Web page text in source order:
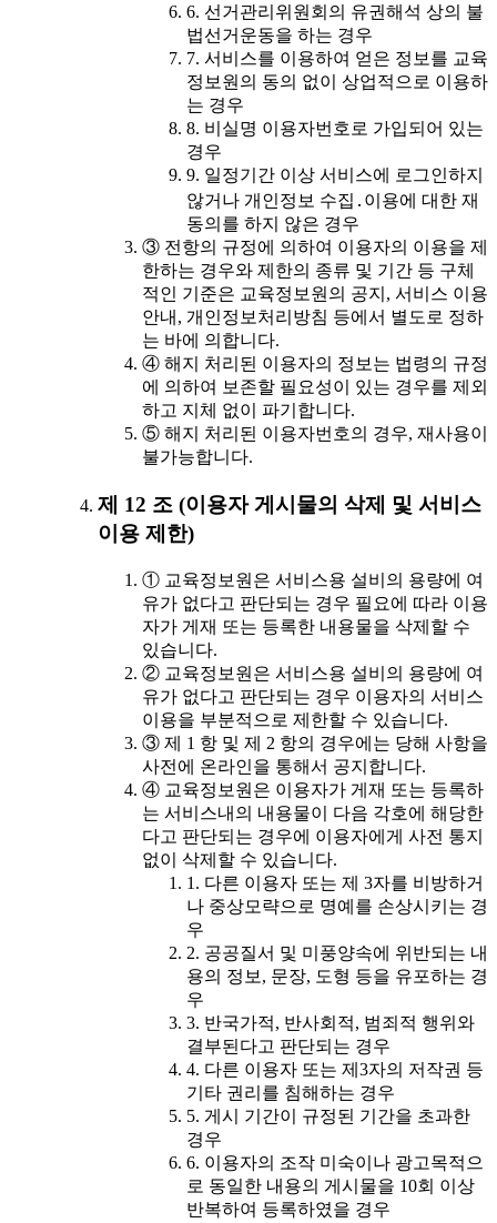
6. 선거관리위원회의 유권해석 상의 불
법선거운동을 하는 경우
7. 서비스를 이용하여 얻은 정보를 교육
정보원의 동의 없이 상업적으로 이용하
는 경우
8. 비실명 이용자번호로 가입되어 있는
경우
9. 일정기간 이상 서비스에 로그인하지
않거나 개인정보 수집․이용에 대한 재
동의를 하지 않은 경우
③ 전항의 규정에 의하여 이용자의 이용을 제
한하는 경우와 제한의 종류 및 기간 등 구체
적인 기준은 교육정보원의 공지, 서비스 이용
안내, 개인정보처리방침 등에서 별도로 정하
는 바에 의합니다.
④ 해지 처리된 이용자의 정보는 법령의 규정
에 의하여 보존할 필요성이 있는 경우를 제외
하고 지체 없이 파기합니다.
⑤ 해지 처리된 이용자번호의 경우, 재사용이
불가능합니다.
제 12 조 (이용자 게시물의 삭제 및 서비스
이용 제한)
① 교육정보원은 서비스용 설비의 용량에 여
유가 없다고 판단되는 경우 필요에 따라 이용
자가 게재 또는 등록한 내용물을 삭제할 수
있습니다.
② 교육정보원은 서비스용 설비의 용량에 여
유가 없다고 판단되는 경우 이용자의 서비스
이용을 부분적으로 제한할 수 있습니다.
③ 제 1 항 및 제 2 항의 경우에는 당해 사항을
사전에 온라인을 통해서 공지합니다.
④ 교육정보원은 이용자가 게재 또는 등록하
는 서비스내의 내용물이 다음 각호에 해당한
다고 판단되는 경우에 이용자에게 사전 통지
없이 삭제할 수 있습니다.
1. 다른 이용자 또는 제 3자를 비방하거
나 중상모략으로 명예를 손상시키는 경
우
2. 공공질서 및 미풍양속에 위반되는 내
용의 정보, 문장, 도형 등을 유포하는 경
우
3. 반국가적, 반사회적, 범죄적 행위와
결부된다고 판단되는 경우
4. 다른 이용자 또는 제3자의 저작권 등
기타 권리를 침해하는 경우
5. 게시 기간이 규정된 기간을 초과한
경우
6. 이용자의 조작 미숙이나 광고목적으
로 동일한 내용의 게시물을 10회 이상
반복하여 등록하였을 경우